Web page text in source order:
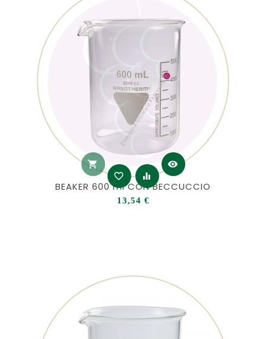
shopping_cart
favorite_border
equalizer
visibility
BEAKER 600 ml CON BECCUCCIO
13,54 €Prezzo